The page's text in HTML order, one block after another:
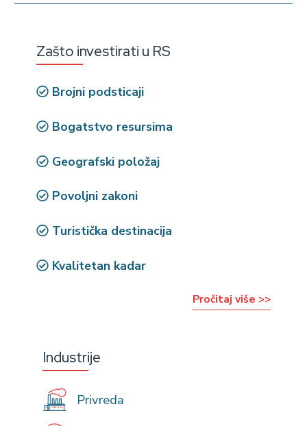
Zašto investirati u RS
Brojni podsticaji
Bogatstvo resursima
Geografski položaj
Povoljni zakoni
Turistička destinacija
Kvalitetan kadar
Pročitaj više >>
Industrije
Privreda